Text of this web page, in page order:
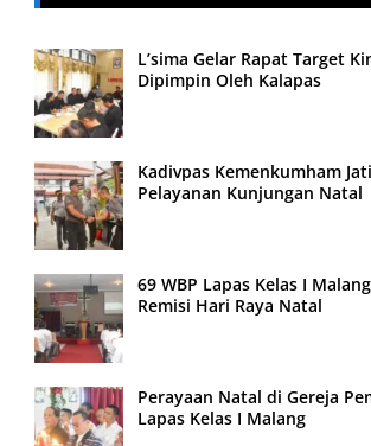
L’sima Gelar Rapat Target
Dipimpin Oleh Kalapas
Kadivpas Kemenkumham
Pelayanan Kunjungan Natal
69 WBP Lapas Kelas I
Remisi Hari Raya Natal
Perayaan Natal di Gereja
Lapas Kelas I Malang